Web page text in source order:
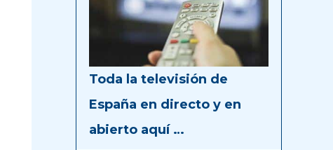
Toda la televisión de
España en directo y en
abierto aquí …